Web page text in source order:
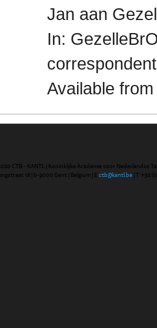
Jan aan
In:
Available
2020 CTB - KANTL | Koninklijke Academie voor Nederlandse
18 | b-9000 Gent | Belgium | E ctb@kantl.be | T +32